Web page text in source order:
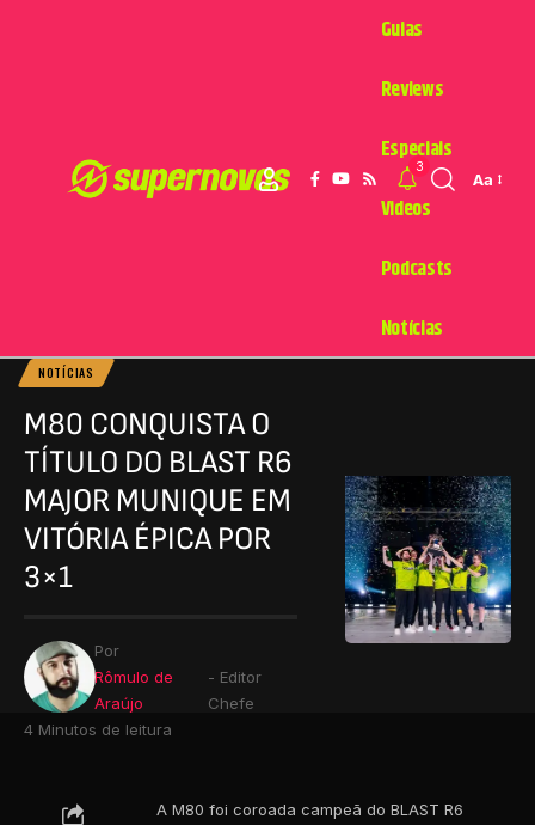
Guias
Reviews
Especiais
Videos
Podcasts
Notícias
3
Aa
NOTÍCIAS
M80 CONQUISTA O
TÍTULO DO BLAST R6
MAJOR MUNIQUE EM
VITÓRIA ÉPICA POR
3×1
Por
Rômulo de
Araújo
- Editor
Chefe
4 Minutos de leitura
A M80 foi coroada campeã do BLAST R6